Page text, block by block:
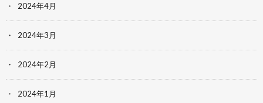
2024年4月
2024年3月
2024年2月
2024年1月